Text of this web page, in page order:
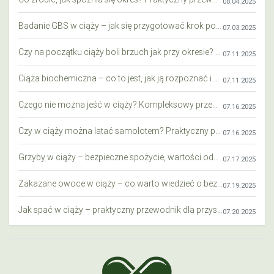
07.03.2025
07.11.2025
07.11.2025
07.16.2025
07.16.2025
07.17.2025
07.19.2025
07.20.2025